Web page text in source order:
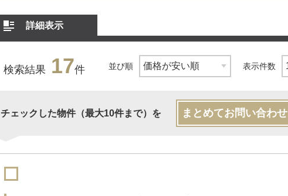
詳細表示
検索結果 17件 並び順 表示件数
チェックした物件（最大10件まで）を まとめてお問い合わせ